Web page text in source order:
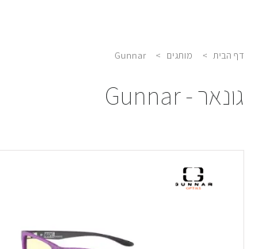
דף הבית > מותגים >
Gunnar
גונאר - Gunnar